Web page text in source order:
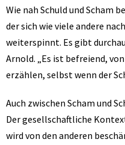
Wie nah Schuld und Scham
der sich wie viele andere
weiterspinnt. Es gibt
Arnold. „Es ist befreiend,
erzählen, selbst wenn der
Auch zwischen Scham und
Der gesellschaftliche
wird von den anderen